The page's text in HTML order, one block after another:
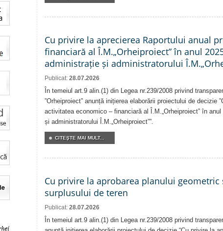
Cu privire la aprecierea Raportului anual
financiară al Î.M.„Orheiproiect” în anul
administrație și administratorului
Publicat: 28.07.2026
În temeiul art.9 alin.(1) din Legea nr.239/2008 privind
”Orheiproiect” anunță inițierea elaborării proiectului de decizie
activitatea economico – financiară al Î.M.„Orheiproiect” în
și administratorului Î.M.„Orheiproiect””.
CITEŞTE MAI MULT...
Cu privire la aprobarea planului
surplusului de teren
Publicat: 28.07.2026
În temeiul art.9 alin.(1) din Legea nr.239/2008 privind